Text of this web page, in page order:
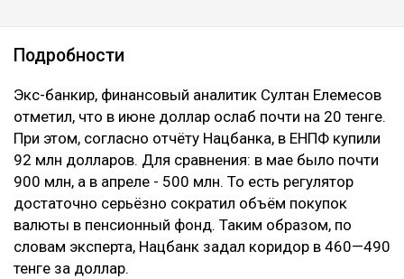
Подробности
Экс-банкир, финансовый аналитик Султан Елемесов
отметил, что в июне доллар ослаб почти на 20 тенге.
При этом, согласно отчёту Нацбанка, в ЕНПФ купили
92 млн долларов. Для сравнения: в мае было почти
900 млн, а в апреле - 500 млн. То есть регулятор
достаточно серьёзно сократил объём покупок
валюты в пенсионный фонд. Таким образом, по
словам эксперта, Нацбанк задал коридор в 460—490
тенге за доллар.